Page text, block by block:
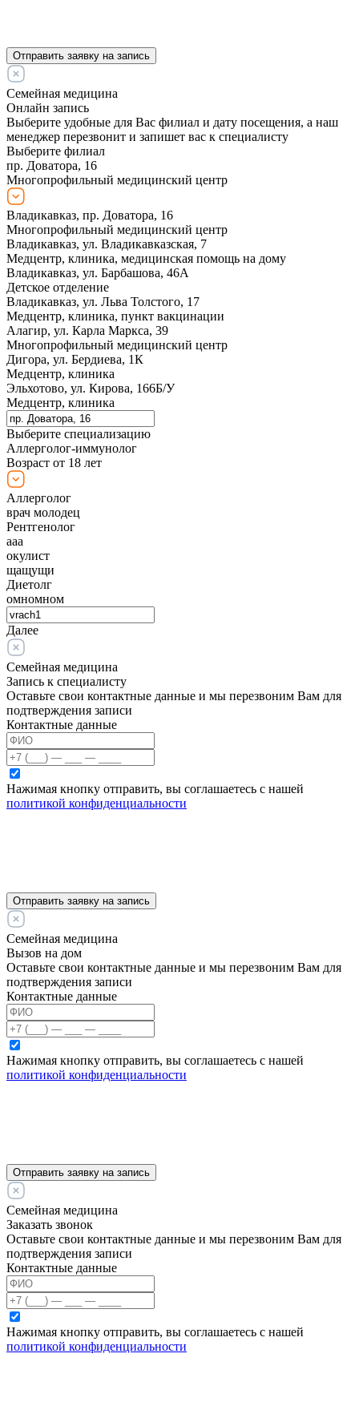
Отправить заявку на запись
Семейная медицина
Онлайн запись
Выберите удобные для Вас филиал и дату посещения, а наш
менеджер перезвонит и запишет вас к специалисту
Выберите филиал
пр. Доватора, 16
Многопрофильный медицинский центр
Владикавказ, пр. Доватора, 16
Многопрофильный медицинский центр
Владикавказ, ул. Владикавказская, 7
Медцентр, клиника, медицинская помощь на дому
Владикавказ, ул. Барбашова, 46А
Детское отделение
Владикавказ, ул. Льва Толстого, 17
Медцентр, клиника, пункт вакцинации
Алагир, ул. Карла Маркса, 39
Многопрофильный медицинский центр
Дигора, ул. Бердиева, 1К
Медцентр, клиника
Эльхотово, ул. Кирова, 166Б/У
Медцентр, клиника
Выберите специализацию
Аллерголог-иммунолог
Возраст от 18 лет
Аллерголог
врач молодец
Рентгенолог
ааа
окулист
щащущи
Диетолг
омномном
Далее
Семейная медицина
Запись к специалисту
Оставьте свои контактные данные и мы перезвоним Вам для
подтверждения записи
Контактные данные
Нажимая кнопку отправить, вы соглашаетесь с нашей
политикой конфиденциальности
Отправить заявку на запись
Семейная медицина
Вызов на дом
Оставьте свои контактные данные и мы перезвоним Вам для
подтверждения записи
Контактные данные
Нажимая кнопку отправить, вы соглашаетесь с нашей
политикой конфиденциальности
Отправить заявку на запись
Семейная медицина
Заказать звонок
Оставьте свои контактные данные и мы перезвоним Вам для
подтверждения записи
Контактные данные
Нажимая кнопку отправить, вы соглашаетесь с нашей
политикой конфиденциальности